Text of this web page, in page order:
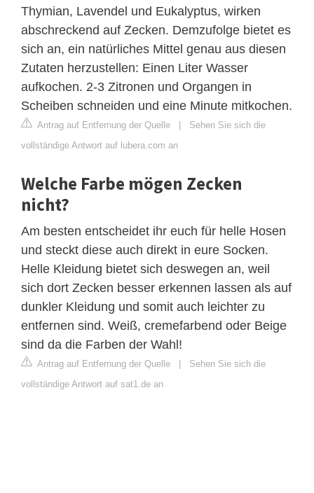
Thymian, Lavendel und Eukalyptus, wirken
abschreckend auf Zecken. Demzufolge bietet es
sich an, ein natürliches Mittel genau aus diesen
Zutaten herzustellen: Einen Liter Wasser
aufkochen. 2-3 Zitronen und Organgen in
Scheiben schneiden und eine Minute mitkochen.
Antrag auf Entfernung der Quelle | Sehen Sie sich die
vollständige Antwort auf lubera.com an
Welche Farbe mögen Zecken
nicht?
Am besten entscheidet ihr euch für helle Hosen
und steckt diese auch direkt in eure Socken.
Helle Kleidung bietet sich deswegen an, weil
sich dort Zecken besser erkennen lassen als auf
dunkler Kleidung und somit auch leichter zu
entfernen sind. Weiß, cremefarbend oder Beige
sind da die Farben der Wahl!
Antrag auf Entfernung der Quelle | Sehen Sie sich die
vollständige Antwort auf sat1.de an